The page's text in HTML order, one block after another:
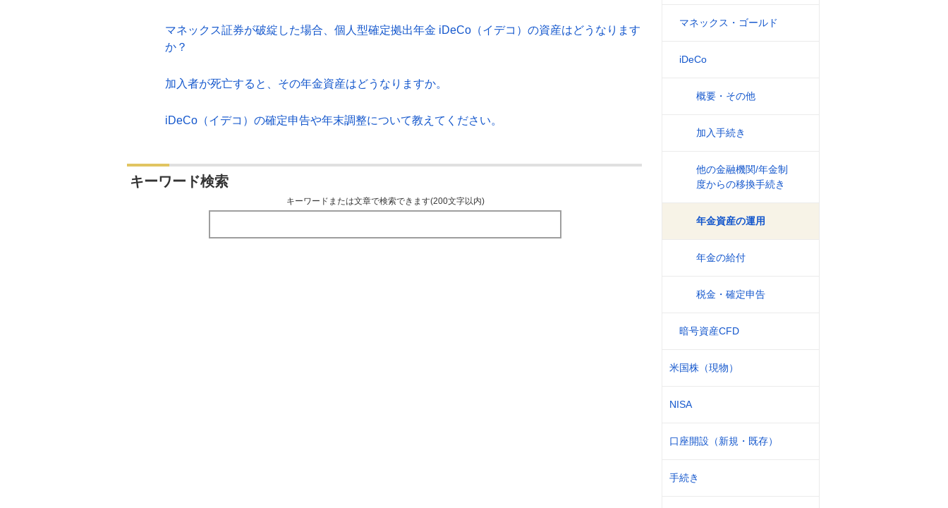
マネックス・ゴールド
iDeCo
概要・その他
加入手続き
他の金融機関/年金制
度からの移換手続き
年金資産の運用
年金の給付
税金・確定申告
暗号資産CFD
米国株（現物）
NISA
口座開設（新規・既存）
手続き
マネックス証券が破綻した場合、個人型確定拠出年金 iDeCo（イデコ）の資産はどうなります
か？
加入者が死亡すると、その年金資産はどうなりますか。
iDeCo（イデコ）の確定申告や年末調整について教えてください。
キーワード検索
キーワードまたは文章で検索できます(200文字以内)